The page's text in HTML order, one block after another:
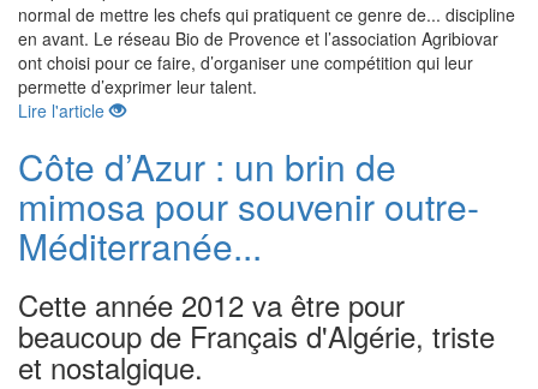
normal de mettre les chefs qui pratiquent ce genre de... discipline
en avant. Le réseau Bio de Provence et l’association Agribiovar
ont choisi pour ce faire, d’organiser une compétition qui leur
permette d’exprimer leur talent.
Lire l'article
Côte d’Azur : un brin de
mimosa pour souvenir outre-
Méditerranée...
Cette année 2012 va être pour
beaucoup de Français d'Algérie, triste
et nostalgique.